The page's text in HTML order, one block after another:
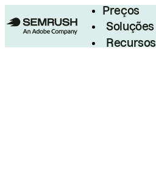
Preços
Soluções
Recursos